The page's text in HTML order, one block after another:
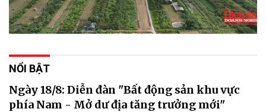
NỔI BẬT
Ngày 18/8: Diễn đàn "Bất động sản khu vực
phía Nam - Mở dư địa tăng trưởng mới"